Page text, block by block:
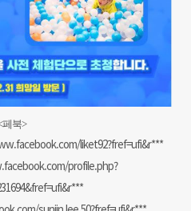
페북>
liket92?fref=ufi&r***
profile.php?